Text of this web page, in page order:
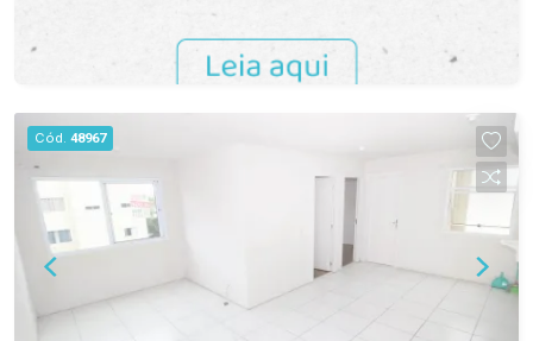
Cód. 48967